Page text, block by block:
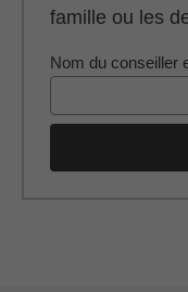
famille ou les
Nom du conseiller